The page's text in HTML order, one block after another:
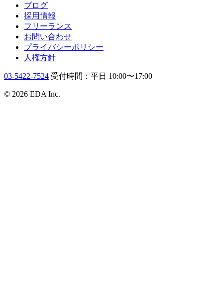
ブログ
採用情報
フリーランス
お問い合わせ
プライバシーポリシー
人権方針
03-5422-7524 受付時間：平日 10:00〜17:00
© 2026 EDA Inc.